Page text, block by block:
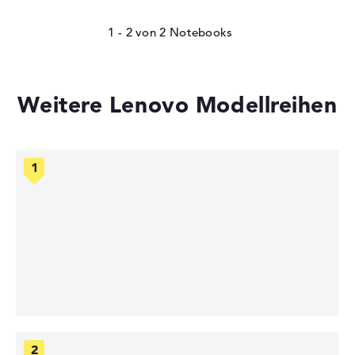
1 - 2von2
Weitere Lenovo Modellreihen